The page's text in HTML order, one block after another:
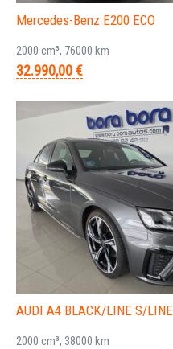
Mercedes-Benz E200 ECO
2000 cm³, 76000 km
32.990,00 €
AUDI A4 BLACK/LINE S/LINE
2000 cm³, 38000 km